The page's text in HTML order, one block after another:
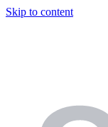
Skip to content